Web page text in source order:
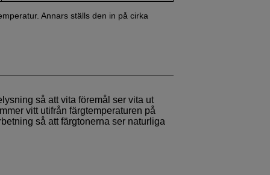
Annars ställs den in på cirka
så att vita föremål ser vita ut
vitt utifrån färgtemperaturen på
så att färgtonerna ser naturliga